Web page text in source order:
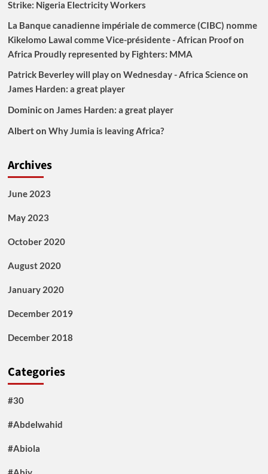
Strike: Nigeria Electricity Workers
La Banque canadienne impériale de commerce (CIBC) nomme
Kikelomo Lawal comme Vice-présidente - African Proofon
Africa Proudly represented by Fighters: MMA
Patrick Beverley will play on Wednesday - Africa Scienceon
James Harden: a great player
Dominicon James Harden: a great player
Alberton Why Jumia is leaving Africa?
Archives
June 2023
May 2023
October 2020
August 2020
January 2020
December 2019
December 2018
Categories
#30
#Abdelwahid
#Abiola